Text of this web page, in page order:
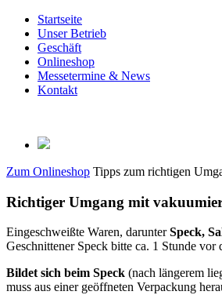
Startseite
Unser Betrieb
Geschäft
Onlineshop
Messetermine & News
Kontakt
Zum Onlineshop Tipps zum richtigen
Richtiger Umgang mit
Eingeschweißte Waren, darunterSpeck,
Geschnittener Speck bitte ca. 1 Stunde vor
Bildet sich beim Speck (nach längerem
muss aus einer geöffneten Verpackung